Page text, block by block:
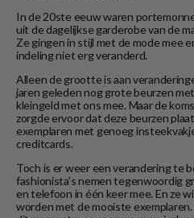
In de 20ste eeuw waren
uit de dagelijkse garderobe van de
Ze gingen in stijl met de mode mee
indeling niet erg veranderd.
Alleen de grootte is aan
jaren geleden nog grote beurzen
kleingeld met ons mee. Maar de
zorgde ervoor dat deze beurzen
exemplaren met genoeg
creditcards.
Toch is er weer een verandering te
fashionista's nemen tegenwoordig
en telefoon in één keer mee. En ze
worden met de mooiste